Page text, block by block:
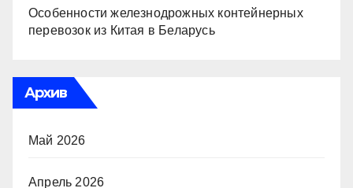
Особенности железнодрожных контейнерных
перевозок из Китая в Беларусь
Архив
Май 2026
Апрель 2026